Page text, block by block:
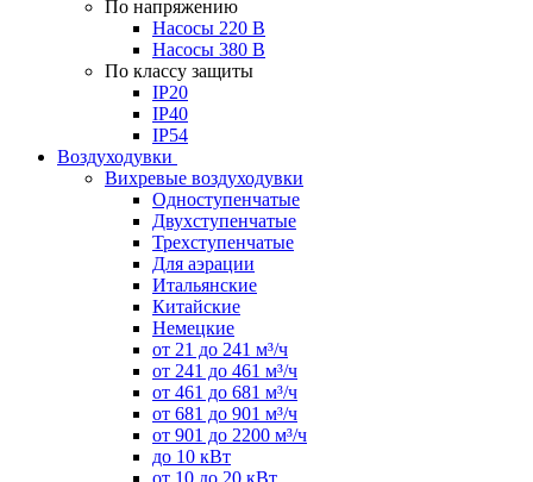
По напряжению
Насосы 220 В
Насосы 380 В
По классу защиты
IP20
IP40
IP54
Воздуходувки
Вихревые воздуходувки
Одноступенчатые
Двухступенчатые
Трехступенчатые
Для аэрации
Итальянские
Китайские
Немецкие
от 21 до 241 м³/ч
от 241 до 461 м³/ч
от 461 до 681 м³/ч
от 681 до 901 м³/ч
от 901 до 2200 м³/ч
до 10 кВт
от 10 до 20 кВт